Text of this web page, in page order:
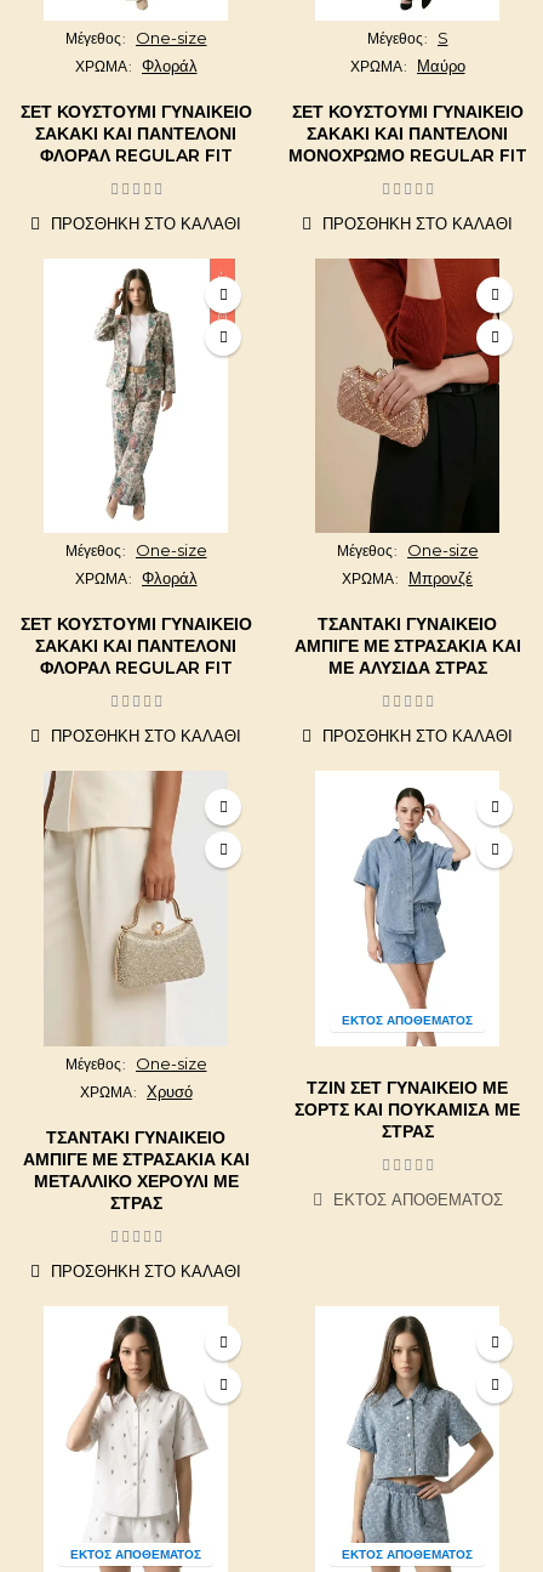
Μέγεθος One-size
ΧΡΩΜΑ Φλοράλ
ΣΕΤ ΚΟΥΣΤΟΎΜΙ ΓΥΝΑΙΚΕΊΟ
ΣΑΚΆΚΙ ΚΑΙ ΠΑΝΤΕΛΌΝΙ
ΦΛΟΡΆΛ REGULAR FIT
ΠΡΟΣΘΉΚΗ ΣΤΟ ΚΑΛΆΘΙ
Μέγεθος S
ΧΡΩΜΑ Μαύρο
ΣΕΤ ΚΟΥΣΤΟΎΜΙ ΓΥΝΑΙΚΕΊΟ
ΣΑΚΆΚΙ ΚΑΙ ΠΑΝΤΕΛΌΝΙ
ΜΟΝΌΧΡΩΜΟ REGULAR FIT
ΠΡΟΣΘΉΚΗ ΣΤΟ ΚΑΛΆΘΙ
-20,00 €
Μέγεθος One-size
ΧΡΩΜΑ Φλοράλ
ΣΕΤ ΚΟΥΣΤΟΎΜΙ ΓΥΝΑΙΚΕΊΟ
ΣΑΚΆΚΙ ΚΑΙ ΠΑΝΤΕΛΌΝΙ
ΦΛΟΡΆΛ REGULAR FIT
ΠΡΟΣΘΉΚΗ ΣΤΟ ΚΑΛΆΘΙ
Μέγεθος One-size
ΧΡΩΜΑ Μπρονζέ
ΤΣΑΝΤΆΚΙ ΓΥΝΑΙΚΕΊΟ
ΑΜΠΙΓΈ ΜΕ ΣΤΡΑΣΆΚΙΑ ΚΑΙ
ΜΕ ΑΛΥΣΊΔΑ ΣΤΡΑΣ
ΠΡΟΣΘΉΚΗ ΣΤΟ ΚΑΛΆΘΙ
Μέγεθος One-size
ΧΡΩΜΑ Χρυσό
ΤΣΑΝΤΆΚΙ ΓΥΝΑΙΚΕΊΟ
ΑΜΠΙΓΈ ΜΕ ΣΤΡΑΣΆΚΙΑ ΚΑΙ
ΜΕΤΑΛΛΙΚΌ ΧΕΡΟΎΛΙ ΜΕ
ΣΤΡΑΣ
ΠΡΟΣΘΉΚΗ ΣΤΟ ΚΑΛΆΘΙ
ΕΚΤΌΣ ΑΠΟΘΈΜΑΤΟΣ
ΤΖΙΝ ΣΕΤ ΓΥΝΑΙΚΕΊΟ ΜΕ
ΣΟΡΤΣ ΚΑΙ ΠΟΥΚΑΜΊΣΑ ΜΕ
ΣΤΡΑΣ
ΕΚΤΌΣ ΑΠΟΘΈΜΑΤΟΣ
ΕΚΤΌΣ ΑΠΟΘΈΜΑΤΟΣ ΕΚΤΌΣ ΑΠΟΘΈΜΑΤΟΣ